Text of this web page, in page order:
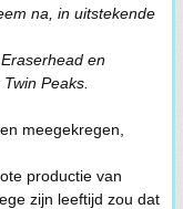
na, in uitstekende
en
Peaks.
meegekregen,
productie van
zijn leeftijd zou dat